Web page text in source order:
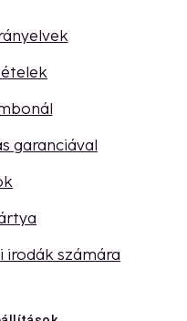
garanciával
irodák számára